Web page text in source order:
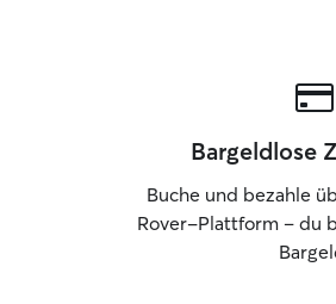
Bargeldlose
Buche und bezahle
Rover-Plattform – du